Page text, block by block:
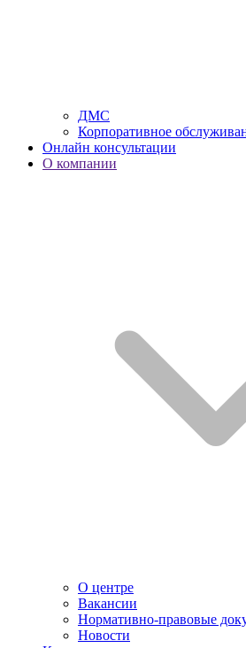
ДМС
Корпоративное
Онлайн консультации
О компании
О центре
Вакансии
Нормативно-правовые
Новости